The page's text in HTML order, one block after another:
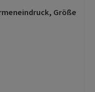
von 5 SternenGröße